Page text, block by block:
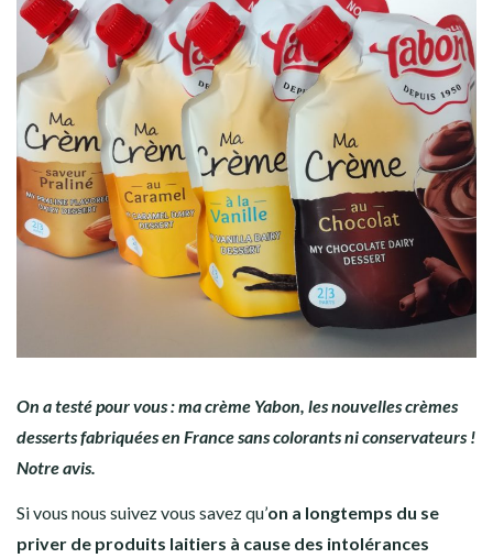
On a testé pour vous : ma crème Yabon, les nouvelles crèmes
desserts fabriquées en France sans colorants ni conservateurs !
Notre avis.
Si vous nous suivez vous savez qu’on a longtemps du se
priver de produits laitiers à cause des intolérances